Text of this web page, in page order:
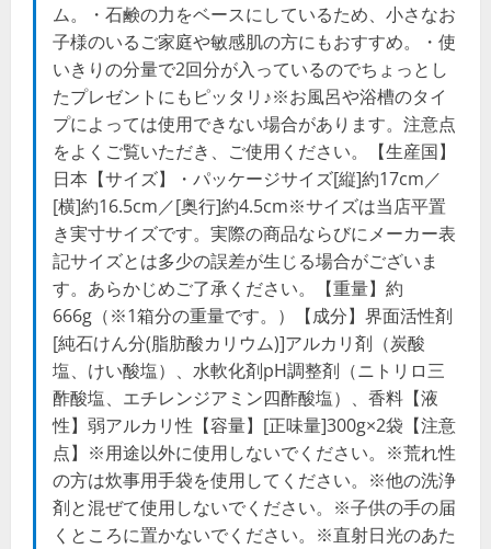
ム。・石鹸の力をベースにしているため、小さなお
子様のいるご家庭や敏感肌の方にもおすすめ。・使
いきりの分量で2回分が入っているのでちょっとし
たプレゼントにもピッタリ♪※お風呂や浴槽のタイ
プによっては使用できない場合があります。注意点
をよくご覧いただき、ご使用ください。【生産国】
日本【サイズ】・パッケージサイズ[縦]約17cm／
[横]約16.5cm／[奥行]約4.5cm※サイズは当店平置
き実寸サイズです。実際の商品ならびにメーカー表
記サイズとは多少の誤差が生じる場合がございま
す。あらかじめご了承ください。【重量】約
666g（※1箱分の重量です。）【成分】界面活性剤
[純石けん分(脂肪酸カリウム)]アルカリ剤（炭酸
塩、けい酸塩）、水軟化剤pH調整剤（ニトリロ三
酢酸塩、エチレンジアミン四酢酸塩）、香料【液
性】弱アルカリ性【容量】[正味量]300g×2袋【注意
点】※用途以外に使用しないでください。※荒れ性
の方は炊事用手袋を使用してください。※他の洗浄
剤と混ぜて使用しないでください。※子供の手の届
くところに置かないでください。※直射日光のあた